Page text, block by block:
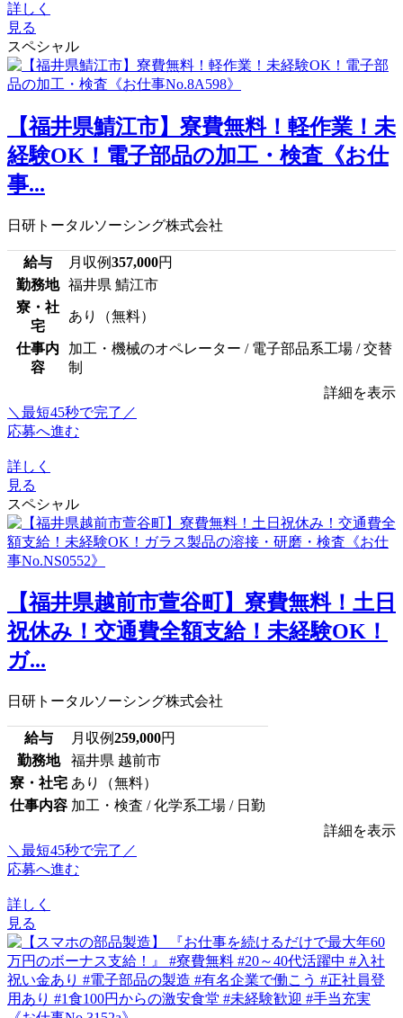
詳しく
見る
スペシャル
【福井県鯖江市】寮費無料！軽作業！未
経験OK！電子部品の加工・検査《お仕
事...
日研トータルソーシング株式会社
給与 月収例357,000円
勤務地
福井県 鯖江市
寮・社
宅
あり（無料）
仕事内
容
加工・機械のオペレーター / 電子部品系工場 / 交替
制
詳細を表示
＼最短45秒で完了／
応募へ進む
詳しく
見る
スペシャル
【福井県越前市萱谷町】寮費無料！土日
祝休み！交通費全額支給！未経験OK！
ガ...
日研トータルソーシング株式会社
給与 月収例259,000円
勤務地
福井県 越前市
寮・社宅 あり（無料）
仕事内容 加工・検査 / 化学系工場 / 日勤
詳細を表示
＼最短45秒で完了／
応募へ進む
詳しく
見る